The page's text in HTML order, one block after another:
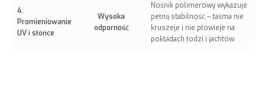
4.
Promieniowanie
UV i słońce
Wysoka
odporność
Nośnik polimerowy wykazuje
pełną stabilność – taśma nie
kruszeje i nie płowieje na
pokładach łodzi i jachtów.